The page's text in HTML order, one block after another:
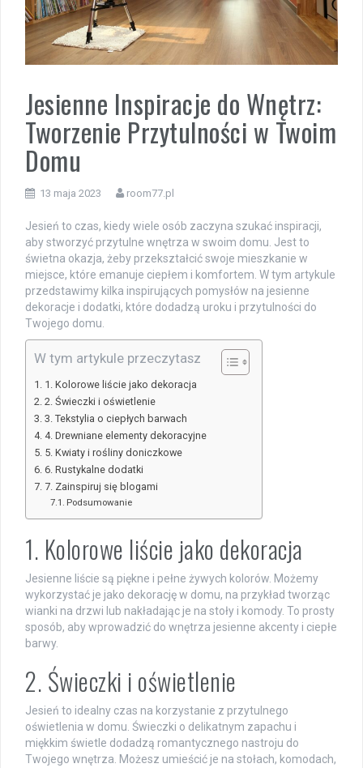
Jesienne Inspiracje do Wnętrz:
Tworzenie Przytulności w Twoim
Domu
13 maja 2023 room77.pl
Jesień to czas, kiedy wiele osób zaczyna szukać inspiracji,
aby stworzyć przytulne wnętrza w swoim domu. Jest to
świetna okazja, żeby przekształcić swoje mieszkanie w
miejsce, które emanuje ciepłem i komfortem. W tym artykule
przedstawimy kilka inspirujących pomysłów na jesienne
dekoracje i dodatki, które dodadzą uroku i przytulności do
Twojego domu.
W tym artykule przeczytasz
1. Kolorowe liście jako dekoracja
2. Świeczki i oświetlenie
3. Tekstylia o ciepłych barwach
4. Drewniane elementy dekoracyjne
5. Kwiaty i rośliny doniczkowe
6. Rustykalne dodatki
7. Zainspiruj się blogami
Podsumowanie
1. Kolorowe liście jako dekoracja
Jesienne liście są piękne i pełne żywych kolorów. Możemy
wykorzystać je jako dekorację w domu, na przykład tworząc
wianki na drzwi lub nakładając je na stoły i komody. To prosty
sposób, aby wprowadzić do wnętrza jesienne akcenty i ciepłe
barwy.
2. Świeczki i oświetlenie
Jesień to idealny czas na korzystanie z przytulnego
oświetlenia w domu. Świeczki o delikatnym zapachu i
miękkim świetle dodadzą romantycznego nastroju do
Twojego wnętrza. Możesz umieścić je na stołach, komodach,